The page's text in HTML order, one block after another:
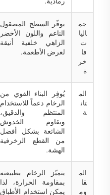
جم
اليا
ت
فا
خر
ة
يوفّر السطح المصقول
الناعم واللون الأخضر
الزاهي خلفية أنيقة
لعرض الأطعمة.
الم
تان
ة
يُوفِر البناء القوي من
الرخام دعماً للاستخدام
المنتظم والدقيق،
ويقاوم الخدوش
الشائعة بشكل أفضل
من القطع الزخرفية
الهشة.
الم
قا
وم
يتميّز الرخام بطبيعته
بمقاومة الحرارة، لذا
يمكن استخدام الأطباق